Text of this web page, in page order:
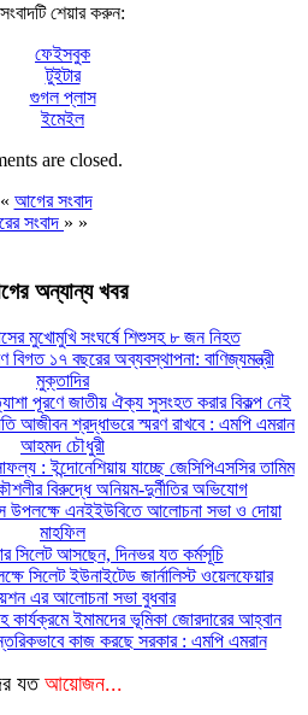
সংবাদটি শেয়ার করুন:
ফেইসবুক
টুইটার
গুগল প্লাস
ইমেইল
are closed.
আগের সংবাদ
সংবাদ » »
অন্যান্য খবর
মুখোমুখি সংঘর্ষে শিশুসহ ৮ জন নিহত
বিগত ১৭ বছরের অব্যবস্থাপনা: বাণিজ্যমন্ত্রী
মুক্তাদির
পূরণে জাতীয় ঐক্য সুসংহত করার বিকল্প নেই
আজীবন শ্রদ্ধাভরে স্মরণ রাখবে : এমপি এমরান
আহমদ চৌধুরী
: ইন্দোনেশিয়ায় যাচ্ছে জেসিপিএসসির তামিম
বিরুদ্ধে অনিয়ম-দুর্নীতির অভিযোগ
উপলক্ষে এনইইউবিতে আলোচনা সভা ও দোয়া
মাহফিল
সিলেট আসছেন, দিনভর যত কর্মসূচি
সিলেট ইউনাইটেড জার্নালিস্ট ওয়েলফেয়ার
এর আলোচনা সভা বুধবার
কার্যক্রমে ইমামদের ভূমিকা জোরদারের আহ্বান
কাজ করছে সরকার : এমপি এমরান
যত আয়োজন...